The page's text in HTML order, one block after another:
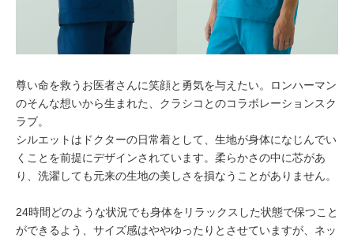
尊い命を救うお医者さんに笑顔と勇気を与えたい。ロンハーマン
のそんな想いから生まれた、クラシコとのコラボレーションスク
ラブ。
シルエットはドクターの日常着として、生地が身体になじんでい
くことを前提にデザインされています。柔らかさの中に芯があ
り、洗濯しても元来の生地の美しさを損なうことがありません。
24時間どのような状況でも身体をリラックスした状態で保つこと
ができるよう、サイズ感はややゆったりとさせていますが、ネッ